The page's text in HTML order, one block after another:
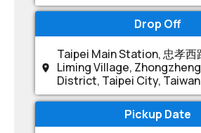
Drop Off
Taipei Main Station, 忠孝西
Liming Village, Zhongzheng
District, Taipei City, Taiwan
Pickup Date